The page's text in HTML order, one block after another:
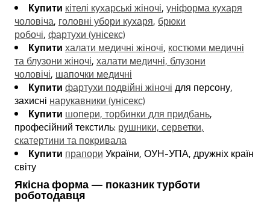
Купити кітелі кухарські жіночі, уніформа кухаря
чоловіча, головні убори кухаря, брюки
робочі, фартухи (унісекс)
Купити халати медичні жіночі, костюми медичні
та блузони жіночі, халати медичні, блузони
чоловічі, шапочки медичні
Купити фартухи подвійні жіночі для персону,
захисні нарукавники (унісекс)
Купити шопери, торбинки для придбань,
професійний текстиль: рушники, серветки,
скатертини та покривала
Купити прапори України, ОУН-УПА, дружніх країн
світу
Якісна форма — показник турботи
роботодавця